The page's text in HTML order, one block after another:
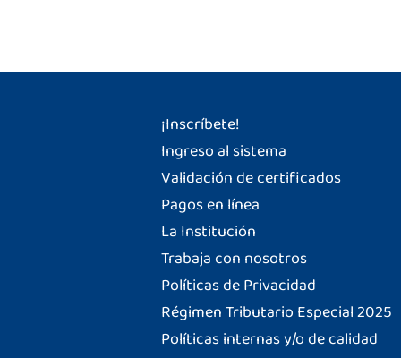
¡Inscríbete!
Ingreso al sistema
Validación de certificados
Pagos en línea
La Institución
Trabaja con nosotros
Políticas de Privacidad
Régimen Tributario Especial 2025
Políticas internas y/o de calidad